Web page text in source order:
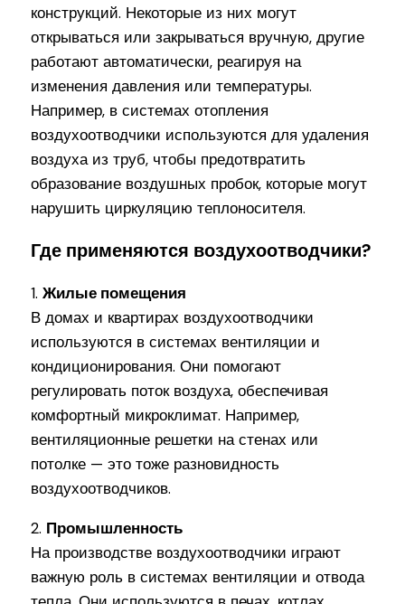
конструкций. Некоторые из них могут
открываться или закрываться вручную, другие
работают автоматически, реагируя на
изменения давления или температуры.
Например, в системах отопления
воздухоотводчики используются для удаления
воздуха из труб, чтобы предотвратить
образование воздушных пробок, которые могут
нарушить циркуляцию теплоносителя.
Где применяются воздухоотводчики?
1.Жилые помещения
В домах и квартирах воздухоотводчики
используются в системах вентиляции и
кондиционирования. Они помогают
регулировать поток воздуха, обеспечивая
комфортный микроклимат. Например,
вентиляционные решетки на стенах или
потолке — это тоже разновидность
воздухоотводчиков.
2. Промышленность
На производстве воздухоотводчики играют
важную роль в системах вентиляции и отвода